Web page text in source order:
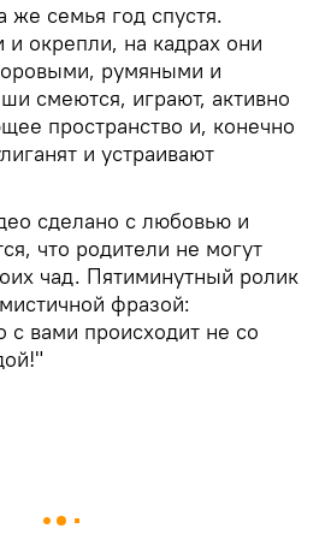
же семья год спустя.
окрепли, на кадрах они
румяными и
смеются, играют, активно
пространство и, конечно
и устраивают
сделано с любовью и
что родители не могут
чад. Пятиминутный ролик
фразой:
с вами происходит не со